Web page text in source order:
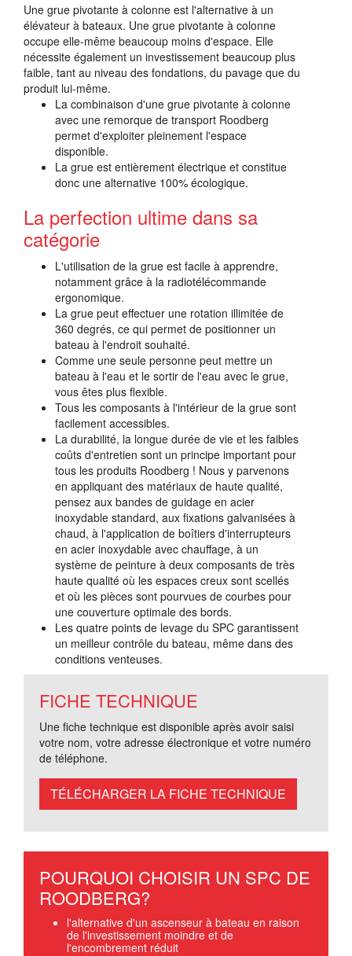
Une grue pivotante à colonne est l'alternative à un
élévateur à bateaux. Une grue pivotante à colonne
occupe elle-même beaucoup moins d'espace. Elle
nécessite également un investissement beaucoup plus
faible, tant au niveau des fondations, du pavage que du
produit lui-même.
La combinaison d'une grue pivotante à colonne
avec une remorque de transport Roodberg
permet d'exploiter pleinement l'espace
disponible.
La grue est entièrement électrique et constitue
donc une alternative 100% écologique.
La perfection ultime dans sa
catégorie
L'utilisation de la grue est facile à apprendre,
notamment grâce à la radiotélécommande
ergonomique.
La grue peut effectuer une rotation illimitée de
360 degrés, ce qui permet de positionner un
bateau à l'endroit souhaité.
Comme une seule personne peut mettre un
bateau à l'eau et le sortir de l'eau avec le grue,
vous êtes plus flexible.
Tous les composants à l'intérieur de la grue sont
facilement accessibles.
La durabilité, la longue durée de vie et les faibles
coûts d'entretien sont un principe important pour
tous les produits Roodberg ! Nous y parvenons
en appliquant des matériaux de haute qualité,
pensez aux bandes de guidage en acier
inoxydable standard, aux fixations galvanisées à
chaud, à l'application de boîtiers d'interrupteurs
en acier inoxydable avec chauffage, à un
système de peinture à deux composants de très
haute qualité où les espaces creux sont scellés
et où les pièces sont pourvues de courbes pour
une couverture optimale des bords.
Les quatre points de levage du SPC garantissent
un meilleur contrôle du bateau, même dans des
conditions venteuses.
FICHE TECHNIQUE
Une fiche technique est disponible après avoir saisi
votre nom, votre adresse électronique et votre numéro
de téléphone.
TÉLÉCHARGER LA FICHE TECHNIQUE
POURQUOI CHOISIR UN SPC DE
ROODBERG?
l'alternative d'un ascenseur à bateau en raison
de l'investissement moindre et de
l'encombrement réduit